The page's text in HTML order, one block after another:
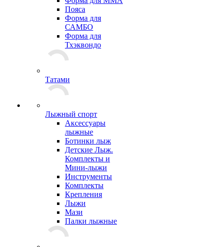
Пояса
Форма для
САМБО
Форма для
Тхэквондо
Татами
Лыжный спорт
Аксессуары
лыжные
Ботинки лыж
Детские Лыж.
Комплекты и
Мини-лыжи
Инструменты
Комплекты
Крепления
Лыжи
Мази
Палки лыжные